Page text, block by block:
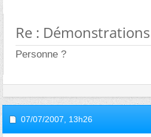
Re :
Personne ?
07/07/2007, 13h26